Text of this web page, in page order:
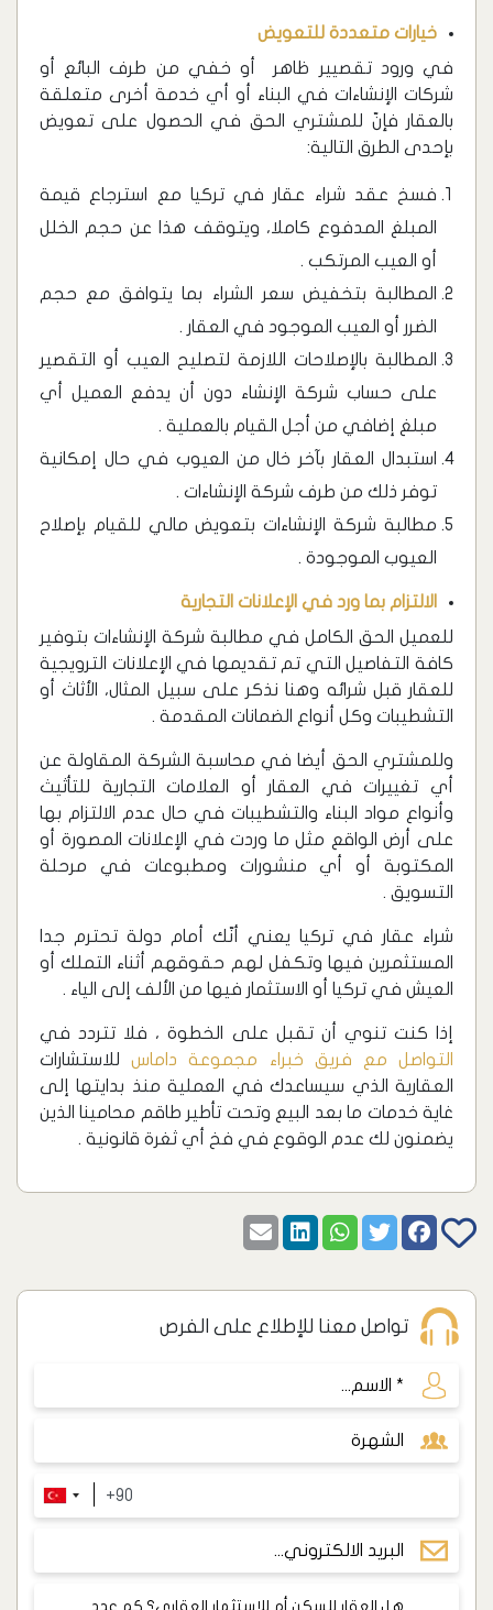
خيارات متعددة للتعويض
في ورود تقصيير ظاهر أو خفي من طرف البائع أو
شركات الإنشاءات في البناء أو أي خدمة أخرى متعلقة
بالعقار فإنّ للمشتري الحق في الحصول على تعويض
بإحدى الطرق التالية:
فسخ عقد شراء عقار في تركيا مع استرجاع قيمة
المبلغ المدفوع كاملا، ويتوقف هذا عن حجم الخلل
أو العيب المرتكب .
المطالبة بتخفيض سعر الشراء بما يتوافق مع حجم
الضرر أو العيب الموجود في العقار .
المطالبة بالإصلاحات اللازمة لتصليح العيب أو التقصير
على حساب شركة الإنشاء دون أن يدفع العميل أي
مبلغ إضافي من أجل القيام بالعملية .
استبدال العقار بآخر خال من العيوب في حال إمكانية
توفر ذلك من طرف شركة الإنشاءات .
مطالبة شركة الإنشاءات بتعويض مالي للقيام بإصلاح
العيوب الموجودة .
الالتزام بما ورد في الإعلانات التجارية
للعميل الحق الكامل في مطالبة شركة الإنشاءات بتوفير
كافة التفاصيل التي تم تقديمها في الإعلانات الترويجية
للعقار قبل شرائه وهنا نذكر على سبيل المثال، الأثاث أو
التشطيبات وكل أنواع الضمانات المقدمة .
وللمشتري الحق أيضا في محاسبة الشركة المقاولة عن
أي تغييرات في العقار أو العلامات التجارية للتأثيث
وأنواع مواد البناء والتشطيبات في حال عدم الالتزام بها
على أرض الواقع مثل ما وردت في الإعلانات المصورة أو
المكتوبة أو أي منشورات ومطبوعات في مرحلة
التسويق .
شراء عقار في تركيا يعني أنّك أمام دولة تحترم جدا
المستثمرين فيها وتكفل لهم حقوقهم أثناء التملك أو
العيش في تركيا أو الاستثمار فيها من الألف إلى الياء .
إذا كنت تنوي أن تقبل على الخطوة ، فلا تتردد في
التواصل مع فريق خبراء مجموعة داماسللاستشارات
العقارية الذي سيساعدك في العملية منذ بدايتها إلى
غاية خدمات ما بعد البيع وتحت تأطير طاقم محامينا الذين
يضمنون لك عدم الوقوع في فخ أي ثغرة قانونية .
تواصل معنا للإطلاع على الفرص